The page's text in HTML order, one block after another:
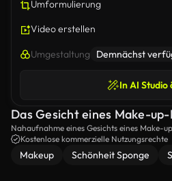
Umformulierung
Video erstellen
Umgestaltung Demnächst
In AI Studio
Das Gesicht eines Make-
Nahaufnahme eines Gesichts eines Make-
auf das Gesicht ihres Kunden anwendet.
Kostenlose kommerzielle Nutzungsrechte
Makeup Schönheit Sponge